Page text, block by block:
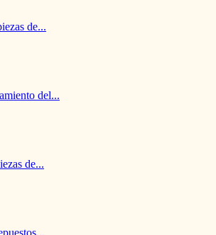
de...
del...
de...